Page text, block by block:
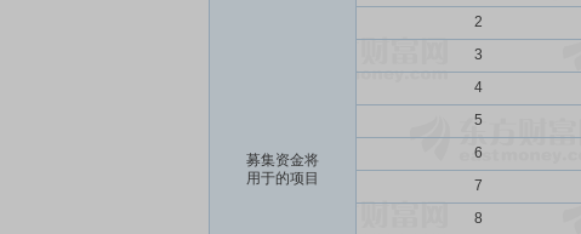
募集资金将
用于的项目
2
3
4
5
6
7
8